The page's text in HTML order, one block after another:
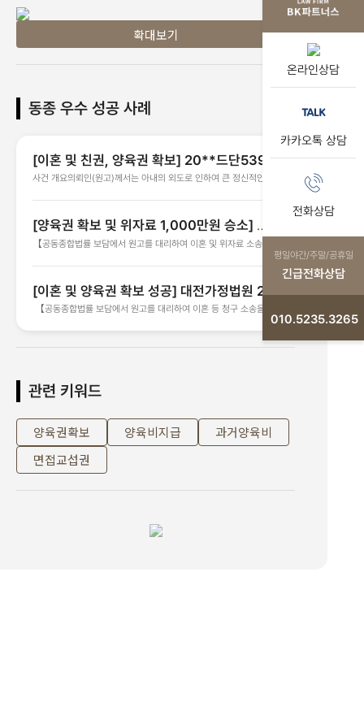
온라인상담
카카오톡 상담
전화상담
평일야간/주말/공휴일
긴급전화상담
010.5235.3265
동종 우수 성공 사례
[이혼 및 친권, 양육권 확보] 20**드단5396
4 이혼 등
사건 개요의뢰인(원고)께서는 아내의 외도로 인하여 큰 정신적인 충
에서 친권과 양육권 그리고 위자료를 원하셨는데, 문제는 그동안의
산분할을 요구하는 반소가 청구될 가능성이 높았습니다.사안의 해결
BK파트너스의 대전이혼소송전문변호사는, 소장 접수와 동시에 피고
에게 연락하였습니다. 그리고 양육권과 친권, 위자료와 재산분할에
사를 최대한 반영한 합의안을 마련하기 위해 노력했습니다.결과그리
에 대한 재산분할청구를 포기하기로 하였고, 자녀들의 양귝권과 친
권은 원고가 갖는것으로 하였습니다. 나아가 이러한 합의안대로 조
정조서를 작성해 소송을 마무리할 수 있었습니다.
[양육권 확보 및 위자료 1,000만원 승소] 대
전가정법원 202* 드단***
【공동종합법률 보담에서 원고를 대리하여 이혼 및 위자료 소송을
진행하였습니다.】​ 이 사건 원.피고는 슬하에 자녀를 낳고 기르며 2
년 동안 혼인 생활을 해 온 사정이 있지만, 피고의 잦은 가출과 부정
을 정도로 파탄되었으며, 원고는 피고에게 위자료 및 사건본인의 양
육비, 양육권지정 등의 소를 제기한 사건입니다. 조정기일에 양 측 의
견을 모두 수용하여 다음과 같은 조정이 성립되었습니다. 1. 원고와
피고는 이혼한다.2. 피고는 원고에게 위자료 1천만원을 지급하라3..
사건본인의 친권자 및 양육자로 원고를 지정한다.4. 사건본인의 양
육비로 매월 말일 50만원 씩 지급한다.
[이혼 및 양육권 확보 성공] 대전가정법원 20
2*드단***
【공동종합법률 보담에서 원고를 대리하여 이혼 등 청구 소송을 진
행하였습니다.】​​원고는 자신의 배우자와 슬하에 자녀를 낳고 기르며
혼인 생활을 해 온 사정이 있지만, 원고와 피고 둘 사이의 관계가 악
화되어 혼인관계는 더 이상 회복할 수 없을 정도로 파탄되었으며, 모
자 및 양육자로 원고를 지정한다.3. 피고는 원고에게 사건본인의 양
육비로 사건본인이 성년에 이르기 전날까지 매월 50만원을 지급한
관련 키워드